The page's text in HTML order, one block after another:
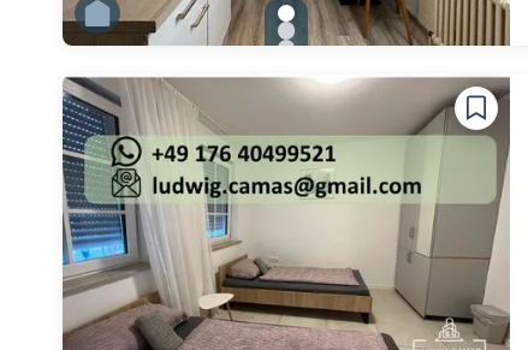
gallery.slide_selector
Zu Slide 1 wechseln
Zu Slide 2 wechseln
Zu Slide 4 wechseln
Zu Slide 5 wechseln